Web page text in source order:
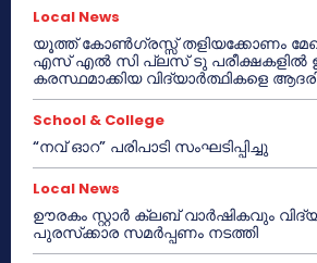
Local News
യൂത്ത് കോൺഗ്രസ്സ് തളിയക്കോണം
എസ് എൽ സി പ്ലസ് ടു പരീക്ഷകളിൽ
കരസ്ഥമാക്കിയ വിദ്യാർത്ഥികളെ
School & College
“നവ് ഓറ” പരിപാടി സംഘടിപ്പിച്ചു
Local News
ഊരകം സ്റ്റാർ ക്ലബ് വാർഷികവും
പുരസ്‌ക്കാര സമർപ്പണം നടത്തി